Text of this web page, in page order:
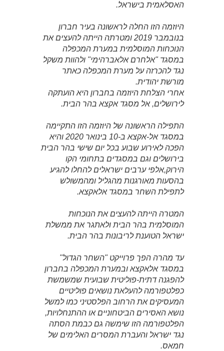
האסלאמית בישראל.
היוזמה הזו החלה לראשונה בעיר חברון
בנובמבר 2019 ומטרתה הייתה להעצים את
הנוכחות המוסלמית במערת המכפלה
במסגד "אלחרם אלאברהימי" ולהוות משקל
נגד להכרזה על מערת המכפלה כאתר
מורשת יהודית.
אחרי הצלחת היוזמה בחברון היא הועתקה
לירושלים, אל מסגד אקצא בהר הבית.
התפילה הראשונה של היוזמה הזו התקיימה
במסגד אל-אקצא ב-10 בינואר 2020 והיא
הפכה לאירוע שבוע בכל יום שישי בהר הבית
בירושלים וגם במסגדים בתחומי הקו
הירוק,אלפי ערבים ישראלים להחלו להגיע
בהסעות מאורגנות מהגליל ומהמשולש
לתפילת השחר במסגד אלאקצא.
המטרה הייתה להעצים את הנוכחות
המוסלמית בהר הבית ולאתגר את ממשלת
ישראל הטוענת לריבונות בהר הבית.
עד מהרה הפך פרוייקט "השחר הגדול"
במסגד אלאקצא ובמערת המכפלה בחברון
להפגנה דתית-פוליטית שבועית שמשמשת
כפלטפורמה להעלאת נושאים פוליטיים
המעסיקים את הרחוב הפלסטיני כמו למשל
נושא האסירים הביטחוניים או ההתנחלויות,
הפלטפורמה הזו שימשה גם כבמת הסתה
נגד ישראל והעברת המסרים האלימים של
חמאס.